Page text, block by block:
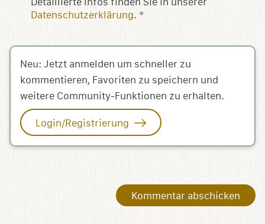
Datenschutzerklärung. *
Neu: Jetzt anmelden um schneller zu
kommentieren, Favoriten zu speichern und
weitere Community-Funktionen zu erhalten.
Login/Registrierung